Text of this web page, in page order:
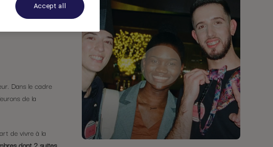
Dans le cadre
de la
de vivre à la
dont 2 suites
Accept all